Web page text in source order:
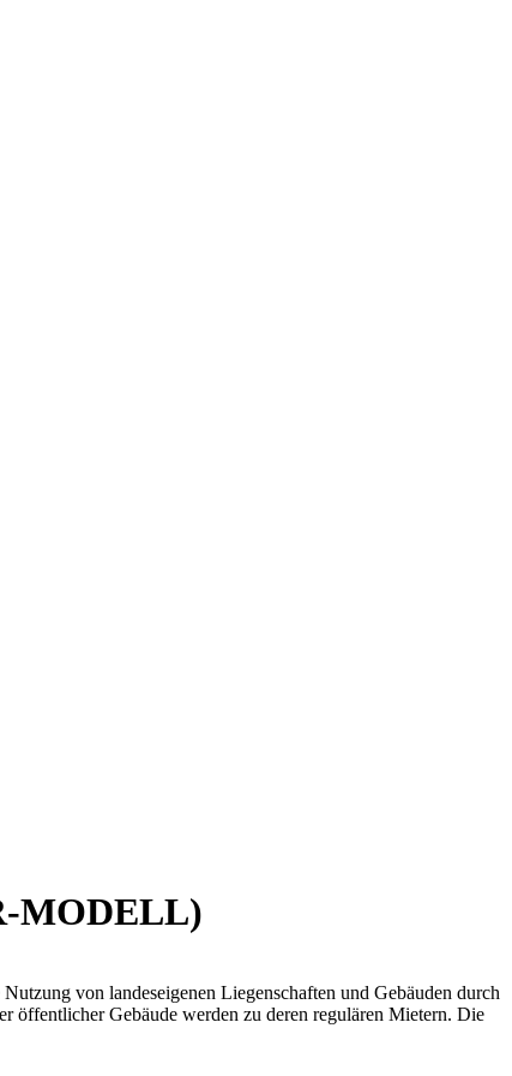
MODELL)
von landeseigenen Liegenschaften und Gebäuden durch
öffentlicher Gebäude werden zu deren regulären Mietern. Die